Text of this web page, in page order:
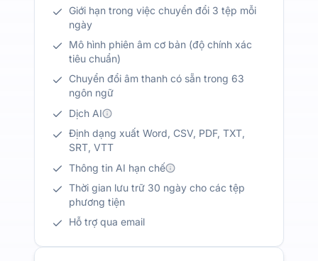
Giới hạn trong việc chuyển đổi 3 tệp mỗi
ngày
Mô hình phiên âm cơ bản (độ chính xác
tiêu chuẩn)
Chuyển đổi âm thanh có sẵn trong 63
ngôn ngữ
Dịch AI
Định dạng xuất Word, CSV, PDF, TXT,
SRT, VTT
Thông tin AI hạn chế
Thời gian lưu trữ 30 ngày cho các tệp
phương tiện
Hỗ trợ qua email